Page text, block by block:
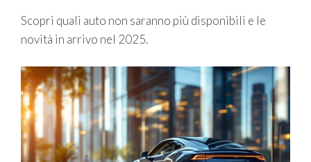
Scopri quali auto non saranno più disponibili e le
novità in arrivo nel 2025.